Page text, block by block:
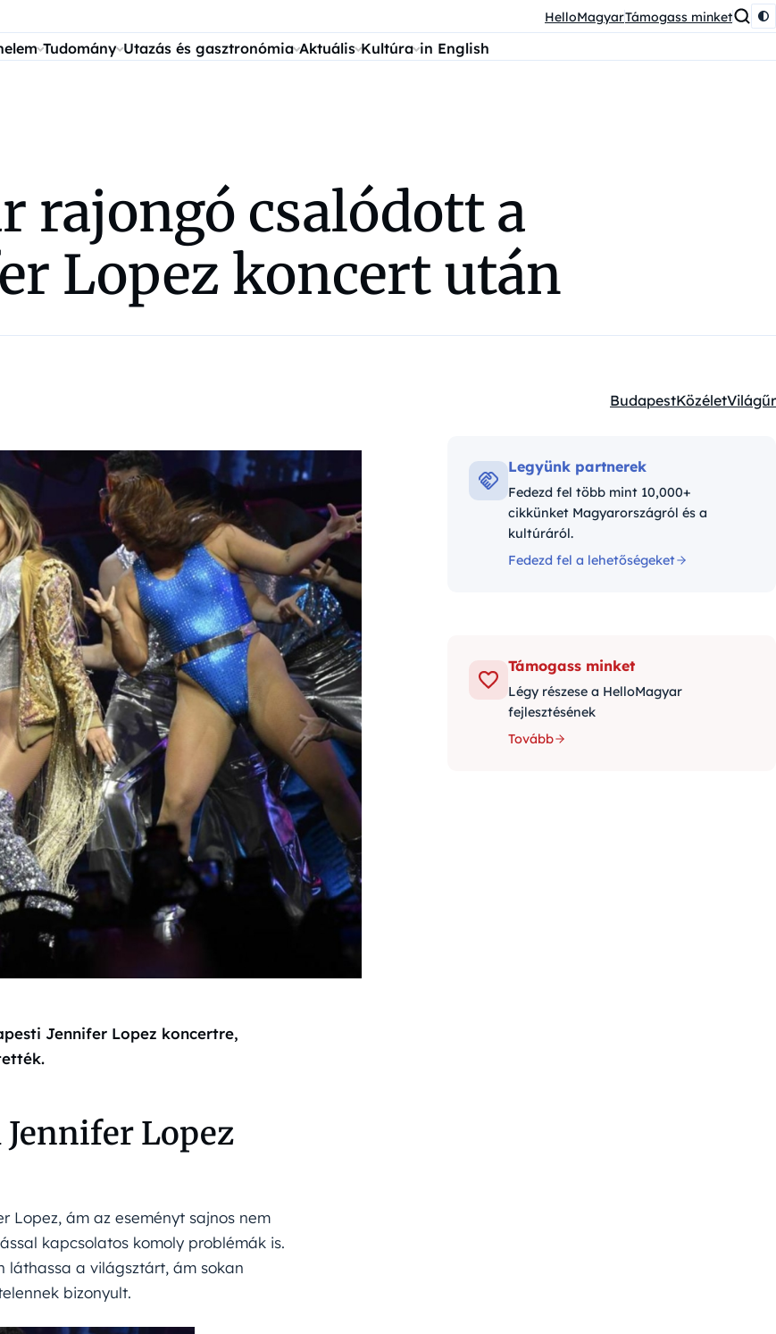
HelloMagyarTámogass minket
Tudomány Utazás és gasztronómia Aktuális Kultúra in English
rajongó csalódott a
Lopez koncert után
Kategóriák:
BudapestKözéletVilágűr
Jennifer Lopez koncertre,
Lopez
Lopez, ám az eseményt sajnos nem
kapcsolatos komoly problémák is.
láthassa a világsztárt, ám sokan
bizonyult.
Legyünk partnerek
Fedezd fel több mint 10,000+
cikkünket Magyarországról és a
kultúráról.
Fedezd fel a lehetőségeket
Támogass minket
Légy részese a HelloMagyar
fejlesztésének
Tovább